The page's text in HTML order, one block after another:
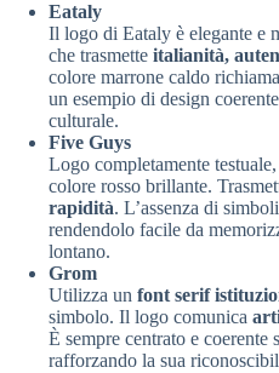
Eataly
Il logo di Eataly è elegante e
che trasmette italianità,
colore marrone caldo
un esempio di design
culturale.
Five Guys
Logo completamente
colore rosso brillante.
rapidità. L’assenza di
rendendolo facile da
lontano.
Grom
Utilizza un font serif
simbolo. Il logo comunica
È sempre centrato e
rafforzando la sua